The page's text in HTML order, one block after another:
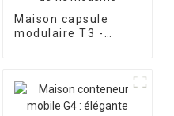
Maison capsule
modulaire T3 -